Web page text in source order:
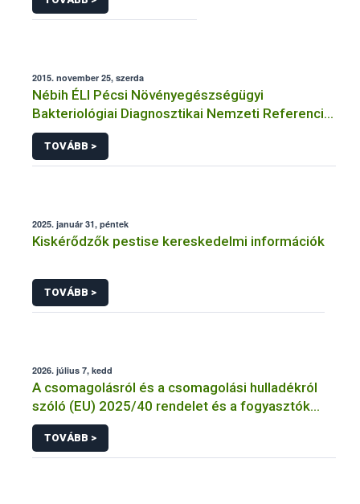
2015. november 25, szerda
Nébih ÉLI Pécsi Növényegészségügyi
Bakteriológiai Diagnosztikai Nemzeti Referencia
Laboratórium
TOVÁBB >
2025. január 31, péntek
Kiskérődzők pestise kereskedelmi információk
TOVÁBB >
2026. július 7, kedd
A csomagolásról és a csomagolási hulladékról
szóló (EU) 2025/40 rendelet és a fogyasztók
élelmiszerekkel kapcsolatos tájékoztatásáról
szóló 1169/2011/EU rendelet jelölési
kötelezettségeinek összehangolásáról szóló
TOVÁBB >